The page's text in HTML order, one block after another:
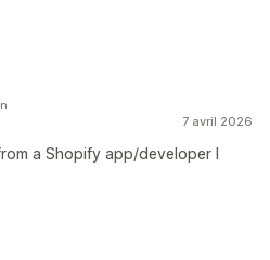
7 avril 2026
a Shopify app/developer I